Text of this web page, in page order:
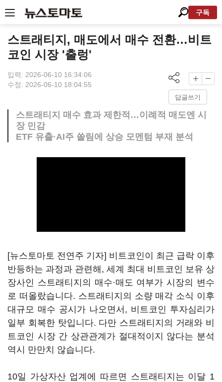
구독
스트래티지, 매도에서 매수 전환…비트
코인 시장 '출렁'
입력: 2026-06-10 16:34:06
수정: 2026-06-10 18:04:55
답글쓰기
스트래티지 매수 효과 제한적…이례적 매도엔 시
장 민감
ETF 유출·AI주 쏠림에 상승 모멘텀 부재 분석
[뉴스토마토 전연주 기자] 비트코인이 최근 급락 이후
반등하는 과정과 관련해, 세계 최대 비트코인 보유 상
장사인 스트래티지의 매수·매도 여부가 시장의 변수
로 떠올랐습니다. 스트래티지의 소량 매각 소식 이후
대규모 매수 공시가 나오면서, 비트코인 투자심리가
일부 회복한 탓입니다. 다만 스트래티지의 거래와 비
트코인 시장 간 상관관계가 절대적이지 않다는 분석
역시 만만치 않습니다.
10일 가상자산 업계에 따르면 스트래티지는 이달 1